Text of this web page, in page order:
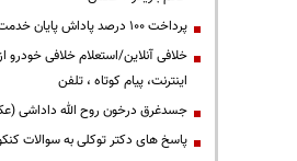
پرداخت ۱۰۰ درصد پاداش پایان خدمت فرهنگیان
خلافی آنلاین/استعلام خلافی خودرو
اینترنت، پیام کوتاه ، تلفن
جسدغرق درخون روح الله داداشی
پاسخ های دکتر توکلی به سوالات